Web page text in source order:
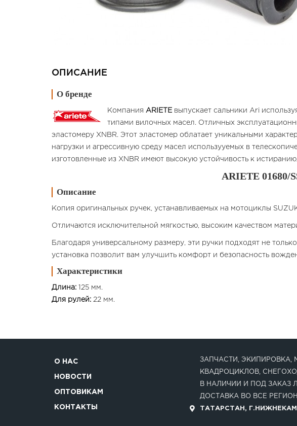
ОПИСАНИЕ
О бренде
Компания ARIETE выпускает сальники Ari
типами вилочных масел. Отличных
эластомеру XNBR. Этот эластомер облатает уникальными
нагрузки и агрессивную среду масел использууемых в
изготовленные из XNBR имеют высокую устойчивость к
ARIETE 01680/
Описание
Копия оригинальных ручек, устанавливаемых на мотоциклы
Отличаются исключительной мягкостью, высоким качеством
Благодаря универсальному размеру, эти ручки подходят не
установка позволит вам улучшить комфорт и безопасность
Характеристики
Длина: 125 мм.
Для рулей: 22 мм.
О НАС
НОВОСТИ
ОПТОВИКАМ
КОНТАКТЫ
ЗАПЧАСТИ, ЭКИПИРОВКА,
КВАДРОЦИКЛОВ,
В НАЛИЧИИ И ПОД ЗАКАЗ
ДОСТАВКА ВО ВСЕ
ТАТАРСТАН,